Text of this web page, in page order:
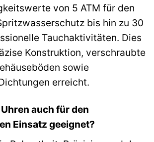
von 5 ATM für den
bis hin zu 30
Tauchaktivitäten. Dies
Konstruktion, verschraubte
sowie
erreicht.
auch für den
Einsatz geeignet?